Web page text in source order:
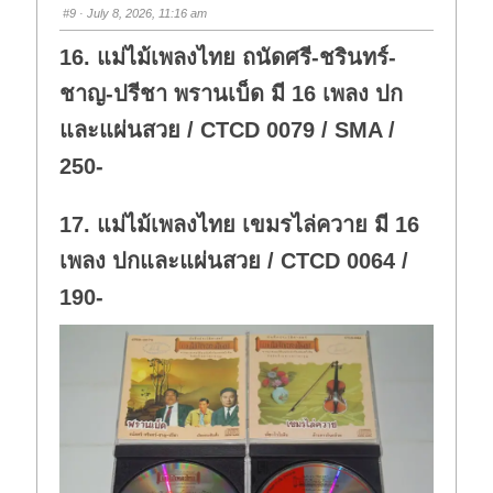
d
o
n
.
u
p
#9 · July 8, 2026, 11:16 am
16. แม่ไม้เพลงไทย ถนัดศรี-ชรินทร์-
ชาญ-ปรีชา พรานเบ็ด มี 16 เพลง ปก
และแผ่นสวย / CTCD 0079 / SMA /
250-
17. แม่ไม้เพลงไทย เขมรไล่ควาย มี 16
เพลง ปกและแผ่นสวย / CTCD 0064 /
190-